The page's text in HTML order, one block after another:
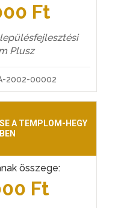
Ft
Plusz
2002-00002
A TEMPLOM-HEGY
összege:
Ft